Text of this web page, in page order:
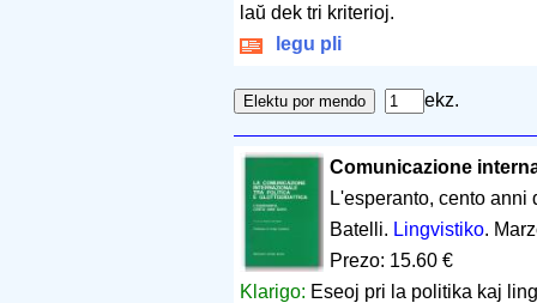
laŭ dek tri kriterioj.
legu pli
ekz.
Comunicazione
L'esperanto, cento anni
Batelli. Lingvistiko.
Prezo: 15.60 €
Klarigo: Eseoj pri la politika kaj